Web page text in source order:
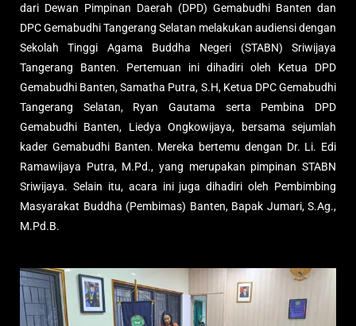
dari Dewan Pimpinan Daerah (DPD) Gemabudhi Banten dan
DPC Gemabudhi Tangerang Selatan melakukan audiensi dengan
Sekolah Tinggi Agama Buddha Negeri (STABN) Sriwijaya
Tangerang Banten. Pertemuan ini dihadiri oleh Ketua DPD
Gemabudhi Banten, Samatha Putra, S.H, Ketua DPC Gemabudhi
Tangerang Selatan, Ryan Gautama serta Pembina DPD
Gemabudhi Banten, Liedya Ongkowijaya, bersama sejumlah
kader Gemabudhi Banten. Mereka bertemu dengan Dr. Li. Edi
Ramawijaya Putra, M.Pd., yang merupakan pimpinan STABN
Sriwijaya. Selain itu, acara ini juga dihadiri oleh Pembimbing
Masyarakat Buddha (Pembimas) Banten, Bapak Jumari, S.Ag.,
M.Pd.B.